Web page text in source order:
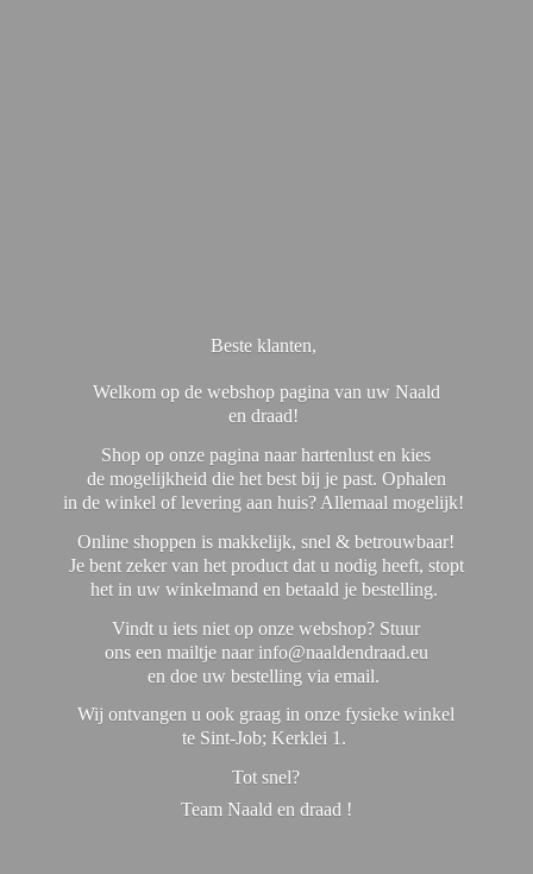
Beste klanten,
Welkom op de webshop pagina van uw Naald
en draad!
Shop op onze pagina naar hartenlust en kies
de mogelijkheid die het best bij je past. Ophalen
in de winkel of levering aan huis? Allemaal mogelijk!
Online shoppen is makkelijk, snel & betrouwbaar!
Je bent zeker van het product dat u nodig heeft, stopt
het in uw winkelmand en betaald je bestelling.
Vindt u iets niet op onze webshop? Stuur
ons een mailtje naar info@naaldendraad.eu
en doe uw bestelling via email.
Wij ontvangen u ook graag in onze fysieke winkel
te Sint-Job; Kerklei 1.
Tot snel?
Team Naald en draad !